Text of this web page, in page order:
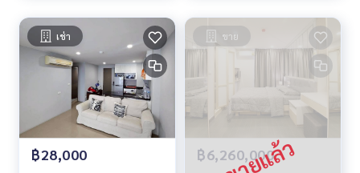
เช่า
฿28,000
ขาย
฿6,260,000